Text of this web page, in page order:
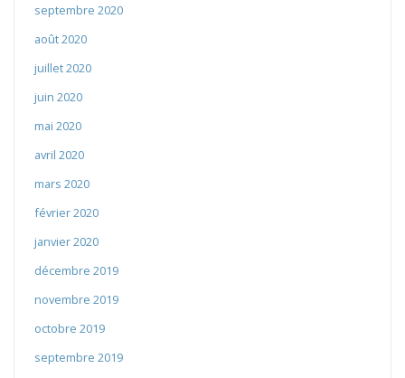
septembre 2020
août 2020
juillet 2020
juin 2020
mai 2020
avril 2020
mars 2020
février 2020
janvier 2020
décembre 2019
novembre 2019
octobre 2019
septembre 2019